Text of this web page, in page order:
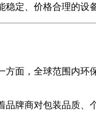
定、价格合理的设
面，全球范围内
牌商对包装品质、